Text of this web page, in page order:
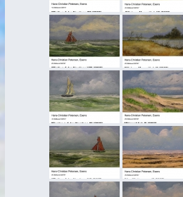
2018
2017
2016
2013
2007
neue Bilder
2022
2021